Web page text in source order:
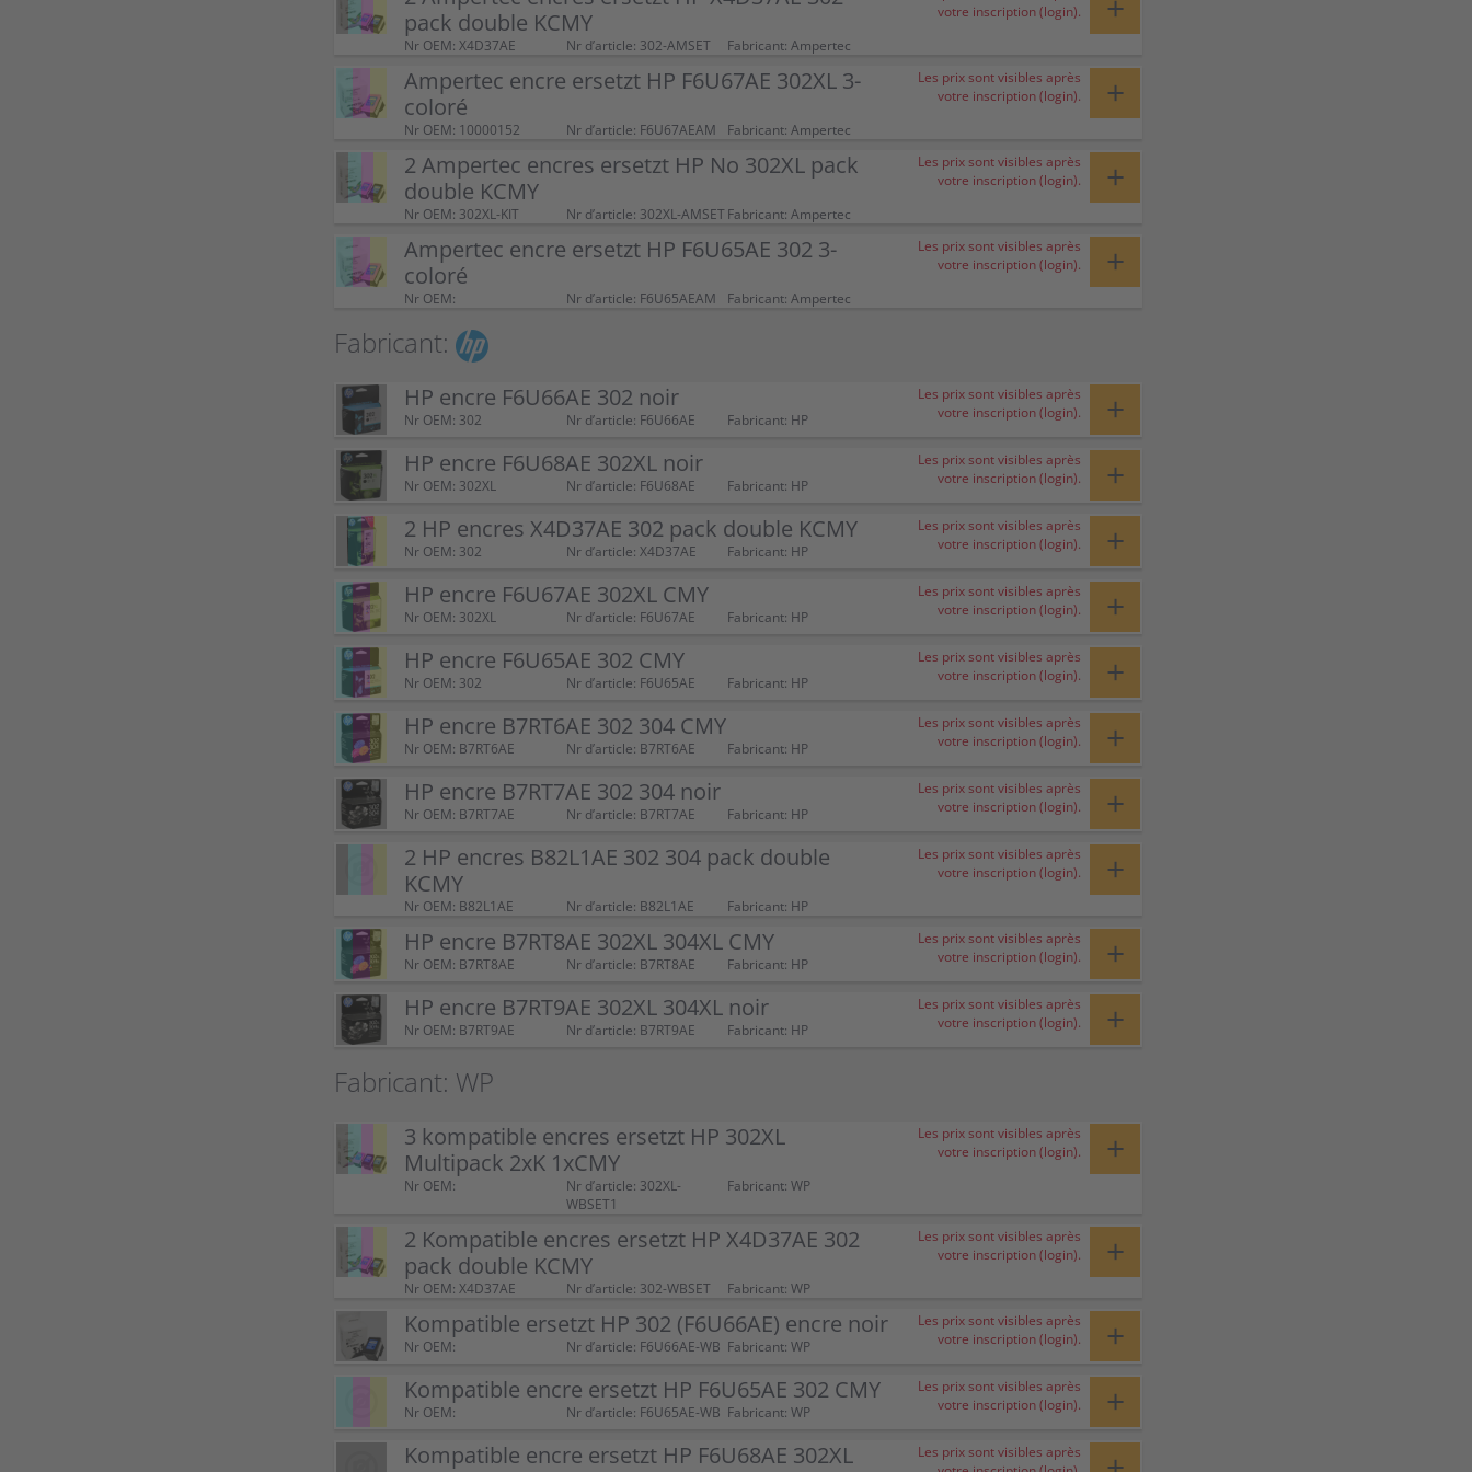
pack double KCMY
Nr OEM: X4D37AE Nr d’article: 302-AMSET Fabricant: Ampertec
votre inscription (login).
Ampertec encre ersetzt HP F6U67AE 302XL 3-
coloré
Nr OEM: 10000152 Nr d’article: F6U67AEAM Fabricant: Ampertec
Les prix sont visibles après
votre inscription (login).
+
2 Ampertec encres ersetzt HP No 302XL pack
double KCMY
Nr OEM: 302XL-KIT Nr d’article: 302XL-AMSETFabricant: Ampertec
Les prix sont visibles après
votre inscription (login).
+
Ampertec encre ersetzt HP F6U65AE 302 3-
coloré
Nr OEM: Nr d’article: F6U65AEAM Fabricant: Ampertec
Les prix sont visibles après
votre inscription (login).
+
Fabricant:
HP encre F6U66AE 302 noir
Nr OEM: 302 Nr d’article: F6U66AE Fabricant: HP
Les prix sont visibles après
votre inscription (login).
+
HP encre F6U68AE 302XL noir
Nr OEM: 302XL Nr d’article: F6U68AE Fabricant: HP
Les prix sont visibles après
votre inscription (login).
+
2 HP encres X4D37AE 302 pack double KCMY
Nr OEM: 302 Nr d’article: X4D37AE Fabricant: HP
Les prix sont visibles après
votre inscription (login).
+
HP encre F6U67AE 302XL CMY
Nr OEM: 302XL Nr d’article: F6U67AE Fabricant: HP
Les prix sont visibles après
votre inscription (login).
+
HP encre F6U65AE 302 CMY
Nr OEM: 302 Nr d’article: F6U65AE Fabricant: HP
Les prix sont visibles après
votre inscription (login).
+
HP encre B7RT6AE 302 304 CMY
Nr OEM: B7RT6AE Nr d’article: B7RT6AE Fabricant: HP
Les prix sont visibles après
votre inscription (login).
+
HP encre B7RT7AE 302 304 noir
Nr OEM: B7RT7AE Nr d’article: B7RT7AE Fabricant: HP
Les prix sont visibles après
votre inscription (login).
+
2 HP encres B82L1AE 302 304 pack double
KCMY
Nr OEM: B82L1AE Nr d’article: B82L1AE Fabricant: HP
Les prix sont visibles après
votre inscription (login).
+
HP encre B7RT8AE 302XL 304XL CMY
Nr OEM: B7RT8AE Nr d’article: B7RT8AE Fabricant: HP
Les prix sont visibles après
votre inscription (login).
+
HP encre B7RT9AE 302XL 304XL noir
Nr OEM: B7RT9AE Nr d’article: B7RT9AE Fabricant: HP
Les prix sont visibles après
votre inscription (login).
+
Fabricant: WP
3 kompatible encres ersetzt HP 302XL
Multipack 2xK 1xCMY
Nr OEM:
Nr d’article: 302XL-
WBSET1
Fabricant: WP
Les prix sont visibles après
votre inscription (login).
+
2 Kompatible encres ersetzt HP X4D37AE 302
pack double KCMY
Nr OEM: X4D37AE Nr d’article: 302-WBSET Fabricant: WP
Les prix sont visibles après
votre inscription (login).
+
Kompatible ersetzt HP 302 (F6U66AE) encre noir
Nr OEM: Nr d’article: F6U66AE-WB Fabricant: WP
Les prix sont visibles après
votre inscription (login).
+
Kompatible encre ersetzt HP F6U65AE 302 CMY
Nr OEM: Nr d’article: F6U65AE-WB Fabricant: WP
Les prix sont visibles après
votre inscription (login).
+
Kompatible encre ersetzt HP F6U68AE 302XL
Les prix sont visibles après